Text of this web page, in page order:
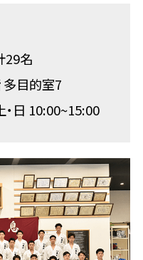
29名
多目的室7
日 10:00~15:00